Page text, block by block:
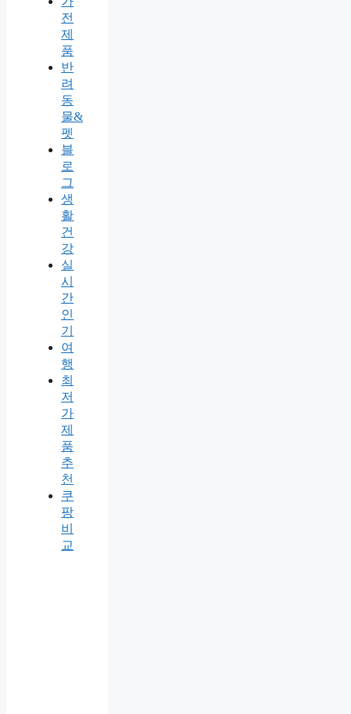
전
제
품
반
려
동
물&
펫
블
로
그
생
활
건
강
실
시
간
인
기
여
행
최
저
가
제
품
추
천
쿠
팡
비
교